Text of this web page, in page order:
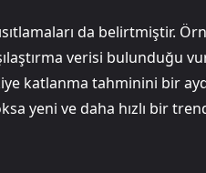
da belirtmiştir.
verisi bulunduğu
katlanma tahminini bir
yeni ve daha hızlı bir